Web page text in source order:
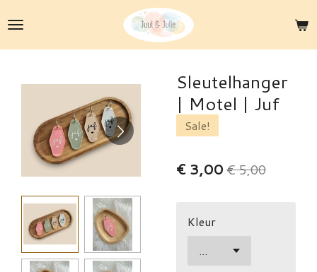
direct
naar
hoofdinhoud
Sleutelhanger
| Motel | Juf
Sale!
€ 3,00€ 5,00
Kleur